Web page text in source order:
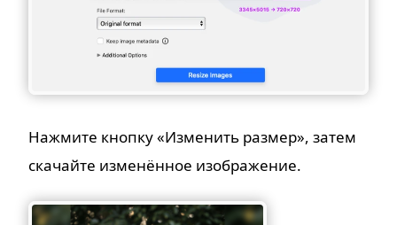
Нажмите кнопку «Изменить размер», затем
скачайте изменённое изображение.